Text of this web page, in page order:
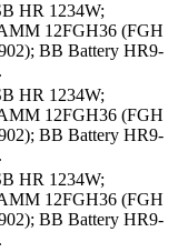
HR 1234W;
12FGH36 (FGH
BB Battery HR9-
HR 1234W;
12FGH36 (FGH
BB Battery HR9-
HR 1234W;
12FGH36 (FGH
BB Battery HR9-